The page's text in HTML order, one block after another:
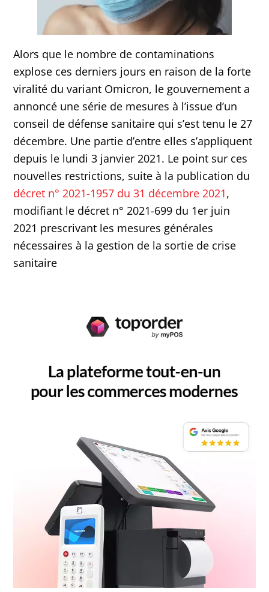
Alors que le nombre de contaminations
explose ces derniers jours en raison de la forte
viralité du variant Omicron, le gouvernement a
annoncé une série de mesures à l’issue d’un
conseil de défense sanitaire qui s’est tenu le 27
décembre. Une partie d’entre elles s’appliquent
depuis le lundi 3 janvier 2021. Le point sur ces
nouvelles restrictions, suite à la publication du
décret n° 2021-1957 du 31 décembre 2021,
modifiant le décret n° 2021-699 du 1er juin
2021 prescrivant les mesures générales
nécessaires à la gestion de la sortie de crise
sanitaire